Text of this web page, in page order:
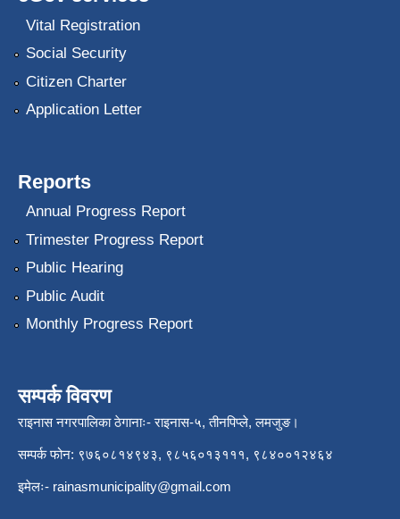
Vital Registration
Social Security
Citizen Charter
Application Letter
Reports
Annual Progress Report
Trimester Progress Report
Public Hearing
Public Audit
Monthly Progress Report
सम्पर्क विवरण
राइनास नगरपालिका ठेगानाः- राइनास-५, तीनपिप्ले, लमजुङ।
सम्पर्क फोन: ९७६०८१४९४३, ९८५६०१३१११, ९८४००१२४६४
इमेलः- rainasmunicipality@gmail.com